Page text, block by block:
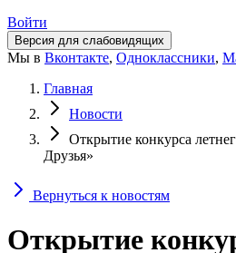
Войти
Версия для слабовидящих
Мы в Вконтакте, Одноклассники,
Главная
Новости
Открытие конкурса
Друзья»
Вернуться к новостям
Открытие